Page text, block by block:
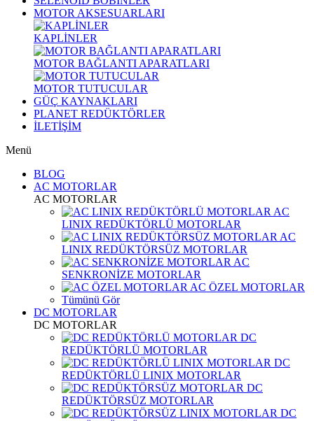
MOTOR AKSESUARLARI
KAPLİNLER
MOTOR BAĞLANTI APARATLARI
MOTOR TUTUCULAR
GÜÇ KAYNAKLARI
PLANET REDÜKTÖRLER
İLETİŞİM
Menü
BLOG
AC MOTORLAR
AC MOTORLAR
AC
LINIX REDÜKTÖRLÜ MOTORLAR
AC
LINIX REDÜKTÖRSÜZ MOTORLAR
AC
SENKRONİZE MOTORLAR
AC ÖZEL MOTORLAR
Tümünü Gör
DC MOTORLAR
DC MOTORLAR
DC
REDÜKTÖRLÜ MOTORLAR
DC
REDÜKTÖRLÜ LINIX MOTORLAR
DC
REDÜKTÖRSÜZ MOTORLAR
DC